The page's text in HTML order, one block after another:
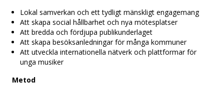
Lokal samverkan och ett tydligt mänskligt engagemang
Att skapa social hållbarhet och nya mötesplatser
Att bredda och fördjupa publikunderlaget
Att skapa besöksanledningar för många kommuner
Att utveckla internationella nätverk och plattformar för
unga musiker
Metod